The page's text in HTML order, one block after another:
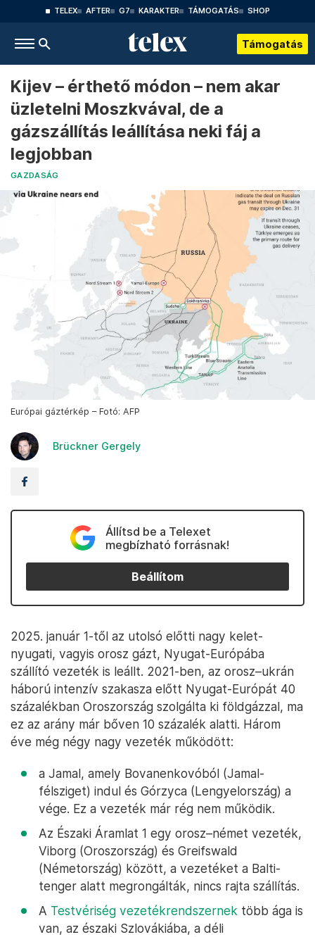
TELEX AFTER G7 KARAKTER TÁMOGATÁS SHOP
Támogatás
Kijev – érthető módon – nem akar
üzletelni Moszkvával, de a
gázszállítás leállítása neki fáj a
legjobban
GAZDASÁG
Európai gáztérkép – Fotó: AFP
Brückner Gergely
Állítsd be a Telexet
megbízható forrásnak!
Beállítom
2025. január 1-től az utolsó előtti nagy kelet-
nyugati, vagyis orosz gázt, Nyugat-Európába
szállító vezeték is leállt. 2021-ben, az orosz–ukrán
háború intenzív szakasza előtt Nyugat-Európát 40
százalékban Oroszország szolgálta ki földgázzal, ma
ez az arány már bőven 10 százalék alatti. Három
éve még négy nagy vezeték működött:
a Jamal, amely Bovanenkovóból (Jamal-
félsziget) indul és Górzyca (Lengyelország) a
vége. Ez a vezeték már rég nem működik.
Az Északi Áramlat 1 egy orosz–német vezeték,
Viborg (Oroszország) és Greifswald
(Németország) között, a vezetéket a Balti-
tenger alatt megrongálták, nincs rajta szállítás.
A Testvériség vezetékrendszernek több ága is
van, az északi Szlovákiába, a déli